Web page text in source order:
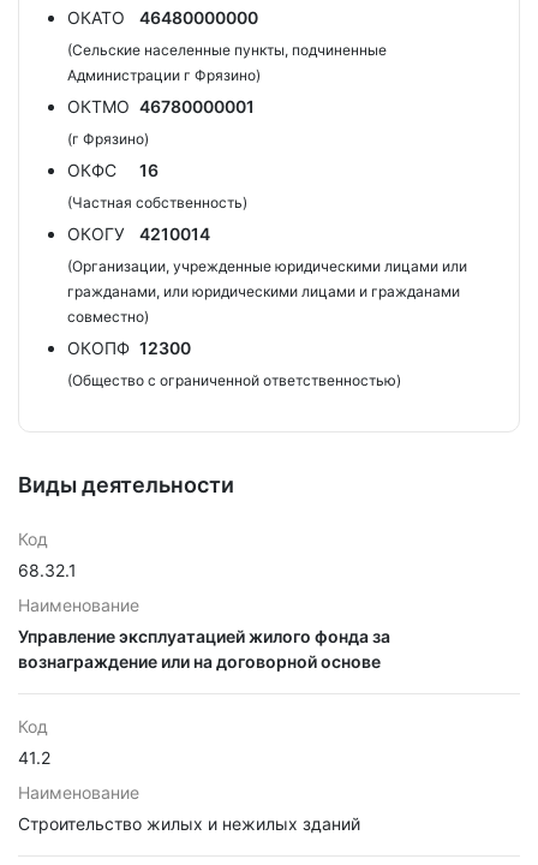
ОКАТО
46480000000
(Сельские населенные пункты, подчиненные
Администрации г Фрязино)
ОКТМО 46780000001
(г Фрязино)
ОКФС 16
(Частная собственность)
ОКОГУ 4210014
(Организации, учрежденные юридическими лицами или
гражданами, или юридическими лицами и гражданами
совместно)
ОКОПФ 12300
(Общество с ограниченной ответственностью)
Виды деятельности
Код
68.32.1
Наименование
Управление эксплуатацией жилого фонда за
вознаграждение или на договорной основе
Код
41.2
Наименование
Строительство жилых и нежилых зданий